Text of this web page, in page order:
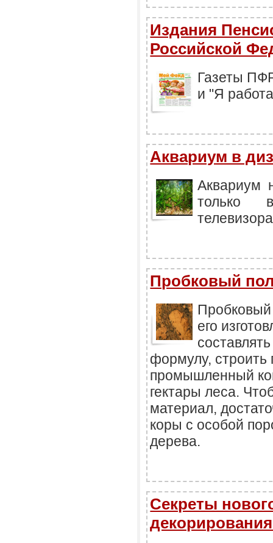
Издания
Российской
Газеты
и "Я
Аквариум в
Аквариум
только
Пробковый
Пробковый
его
формулу, строить
промышленный
гектары леса.
материал,
коры с особой
дерева.
Секреты